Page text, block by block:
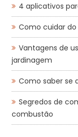
4 aplicativos
Como cuidar
Vantagens de
jardinagem
Como saber se
Segredos de
combustão